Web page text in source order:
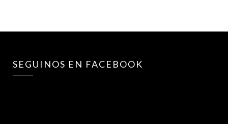
SEGUINOS EN FACEBOOK